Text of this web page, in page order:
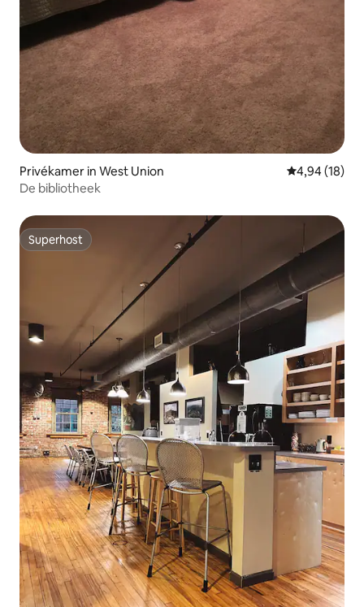
Privékamer in West Union Gemiddelde
4,94 (18)
De bibliotheek
Superhost
Superhost